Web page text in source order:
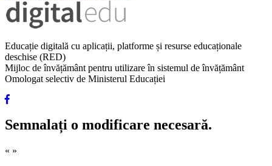
Educație digitală cu aplicații, platforme și resurse educaționale
deschise (RED)
Mijloc de învățământ pentru utilizare în sistemul de învățământ
Omologat selectiv de Ministerul Educației
Semnalați o modificare necesară.
« »